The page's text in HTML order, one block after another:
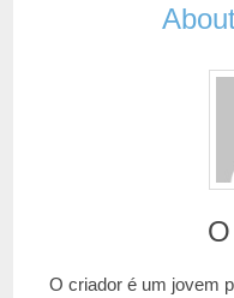
O criador é um jovem